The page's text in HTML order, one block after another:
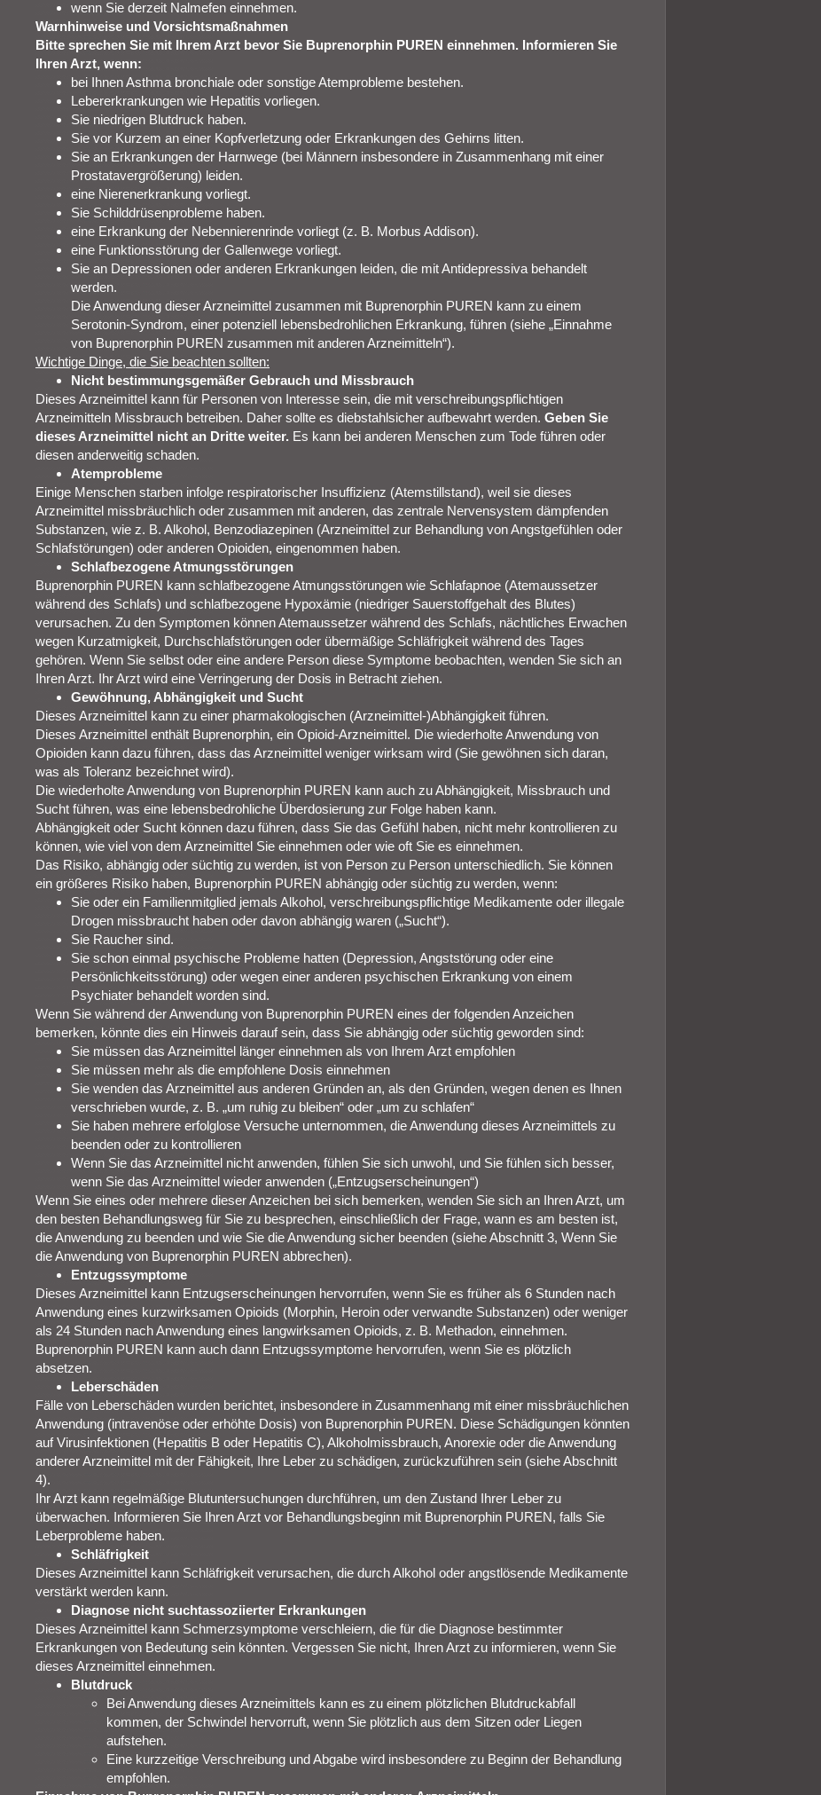
wenn Sie derzeit Nalmefen einnehmen.
Warnhinweise und Vorsichtsmaßnahmen
Bitte sprechen Sie mit Ihrem Arzt bevor Sie Buprenorphin PUREN einnehmen. Informieren Sie
Ihren Arzt, wenn:
bei Ihnen Asthma bronchiale oder sonstige Atemprobleme bestehen.
Lebererkrankungen wie Hepatitis vorliegen.
Sie niedrigen Blutdruck haben.
Sie vor Kurzem an einer Kopfverletzung oder Erkrankungen des Gehirns litten.
Sie an Erkrankungen der Harnwege (bei Männern insbesondere in Zusammenhang mit einer
Prostatavergrößerung) leiden.
eine Nierenerkrankung vorliegt.
Sie Schilddrüsenprobleme haben.
eine Erkrankung der Nebennierenrinde vorliegt (z. B. Morbus Addison).
eine Funktionsstörung der Gallenwege vorliegt.
Sie an Depressionen oder anderen Erkrankungen leiden, die mit Antidepressiva behandelt
werden.
Die Anwendung dieser Arzneimittel zusammen mit Buprenorphin PUREN kann zu einem
Serotonin-Syndrom, einer potenziell lebensbedrohlichen Erkrankung, führen (siehe „Einnahme
von Buprenorphin PUREN zusammen mit anderen Arzneimitteln“).
Wichtige Dinge, die Sie beachten sollten:
Nicht bestimmungsgemäßer Gebrauch und Missbrauch
Dieses Arzneimittel kann für Personen von Interesse sein, die mit verschreibungspflichtigen
Arzneimitteln Missbrauch betreiben. Daher sollte es diebstahlsicher aufbewahrt werden. Geben Sie
dieses Arzneimittel nicht an Dritte weiter. Es kann bei anderen Menschen zum Tode führen oder
diesen anderweitig schaden.
Atemprobleme
Einige Menschen starben infolge respiratorischer Insuffizienz (Atemstillstand), weil sie dieses
Arzneimittel missbräuchlich oder zusammen mit anderen, das zentrale Nervensystem dämpfenden
Substanzen, wie z. B. Alkohol, Benzodiazepinen (Arzneimittel zur Behandlung von Angstgefühlen oder
Schlafstörungen) oder anderen Opioiden, eingenommen haben.
Schlafbezogene Atmungsstörungen
Buprenorphin PUREN kann schlafbezogene Atmungsstörungen wie Schlafapnoe (Atemaussetzer
während des Schlafs) und schlafbezogene Hypoxämie (niedriger Sauerstoffgehalt des Blutes)
verursachen. Zu den Symptomen können Atemaussetzer während des Schlafs, nächtliches Erwachen
wegen Kurzatmigkeit, Durchschlafstörungen oder übermäßige Schläfrigkeit während des Tages
gehören. Wenn Sie selbst oder eine andere Person diese Symptome beobachten, wenden Sie sich an
Ihren Arzt. Ihr Arzt wird eine Verringerung der Dosis in Betracht ziehen.
Gewöhnung, Abhängigkeit und Sucht
Dieses Arzneimittel kann zu einer pharmakologischen (Arzneimittel-)Abhängigkeit führen.
Dieses Arzneimittel enthält Buprenorphin, ein Opioid-Arzneimittel. Die wiederholte Anwendung von
Opioiden kann dazu führen, dass das Arzneimittel weniger wirksam wird (Sie gewöhnen sich daran,
was als Toleranz bezeichnet wird).
Die wiederholte Anwendung von Buprenorphin PUREN kann auch zu Abhängigkeit, Missbrauch und
Sucht führen, was eine lebensbedrohliche Überdosierung zur Folge haben kann.
Abhängigkeit oder Sucht können dazu führen, dass Sie das Gefühl haben, nicht mehr kontrollieren zu
können, wie viel von dem Arzneimittel Sie einnehmen oder wie oft Sie es einnehmen.
Das Risiko, abhängig oder süchtig zu werden, ist von Person zu Person unterschiedlich. Sie können
ein größeres Risiko haben, Buprenorphin PUREN abhängig oder süchtig zu werden, wenn:
Sie oder ein Familienmitglied jemals Alkohol, verschreibungspflichtige Medikamente oder illegale
Drogen missbraucht haben oder davon abhängig waren („Sucht“).
Sie Raucher sind.
Sie schon einmal psychische Probleme hatten (Depression, Angststörung oder eine
Persönlichkeitsstörung) oder wegen einer anderen psychischen Erkrankung von einem
Psychiater behandelt worden sind.
Wenn Sie während der Anwendung von Buprenorphin PUREN eines der folgenden Anzeichen
bemerken, könnte dies ein Hinweis darauf sein, dass Sie abhängig oder süchtig geworden sind:
Sie müssen das Arzneimittel länger einnehmen als von Ihrem Arzt empfohlen
Sie müssen mehr als die empfohlene Dosis einnehmen
Sie wenden das Arzneimittel aus anderen Gründen an, als den Gründen, wegen denen es Ihnen
verschrieben wurde, z. B. „um ruhig zu bleiben“ oder „um zu schlafen“
Sie haben mehrere erfolglose Versuche unternommen, die Anwendung dieses Arzneimittels zu
beenden oder zu kontrollieren
Wenn Sie das Arzneimittel nicht anwenden, fühlen Sie sich unwohl, und Sie fühlen sich besser,
wenn Sie das Arzneimittel wieder anwenden („Entzugserscheinungen“)
Wenn Sie eines oder mehrere dieser Anzeichen bei sich bemerken, wenden Sie sich an Ihren Arzt, um
den besten Behandlungsweg für Sie zu besprechen, einschließlich der Frage, wann es am besten ist,
die Anwendung zu beenden und wie Sie die Anwendung sicher beenden (siehe Abschnitt 3, Wenn Sie
die Anwendung von Buprenorphin PUREN abbrechen).
Entzugssymptome
Dieses Arzneimittel kann Entzugserscheinungen hervorrufen, wenn Sie es früher als 6 Stunden nach
Anwendung eines kurzwirksamen Opioids (Morphin, Heroin oder verwandte Substanzen) oder weniger
als 24 Stunden nach Anwendung eines langwirksamen Opioids, z. B. Methadon, einnehmen.
Buprenorphin PUREN kann auch dann Entzugssymptome hervorrufen, wenn Sie es plötzlich
absetzen.
Leberschäden
Fälle von Leberschäden wurden berichtet, insbesondere in Zusammenhang mit einer missbräuchlichen
Anwendung (intravenöse oder erhöhte Dosis) von Buprenorphin PUREN. Diese Schädigungen könnten
auf Virusinfektionen (Hepatitis B oder Hepatitis C), Alkoholmissbrauch, Anorexie oder die Anwendung
anderer Arzneimittel mit der Fähigkeit, Ihre Leber zu schädigen, zurückzuführen sein (siehe Abschnitt
4).
Ihr Arzt kann regelmäßige Blutuntersuchungen durchführen, um den Zustand Ihrer Leber zu
überwachen. Informieren Sie Ihren Arzt vor Behandlungsbeginn mit Buprenorphin PUREN, falls Sie
Leberprobleme haben.
Schläfrigkeit
Dieses Arzneimittel kann Schläfrigkeit verursachen, die durch Alkohol oder angstlösende Medikamente
verstärkt werden kann.
Diagnose nicht suchtassoziierter Erkrankungen
Dieses Arzneimittel kann Schmerzsymptome verschleiern, die für die Diagnose bestimmter
Erkrankungen von Bedeutung sein könnten. Vergessen Sie nicht, Ihren Arzt zu informieren, wenn Sie
dieses Arzneimittel einnehmen.
Blutdruck
Bei Anwendung dieses Arzneimittels kann es zu einem plötzlichen Blutdruckabfall
kommen, der Schwindel hervorruft, wenn Sie plötzlich aus dem Sitzen oder Liegen
aufstehen.
Eine kurzzeitige Verschreibung und Abgabe wird insbesondere zu Beginn der Behandlung
empfohlen.